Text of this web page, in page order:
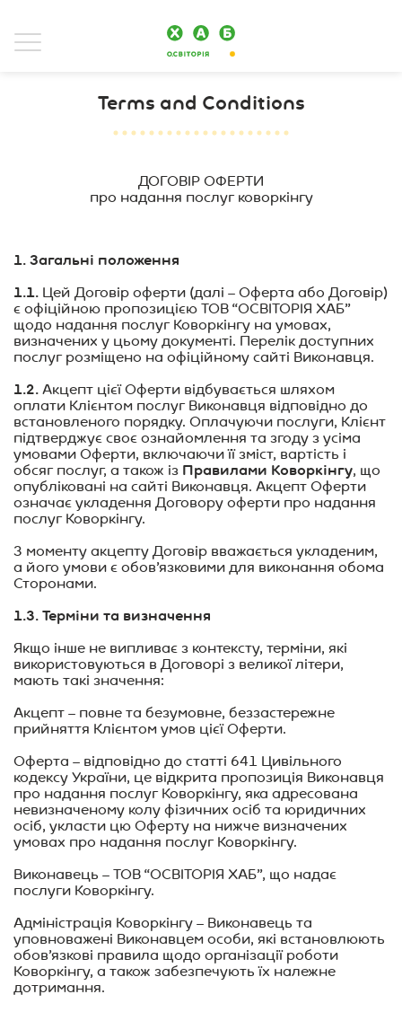
Terms and Conditions
ДОГОВІР ОФЕРТИ
про надання послуг коворкінгу
1. Загальні положення
1.1. Цей Договір оферти (далі – Оферта або Договір)
є офіційною пропозицією ТОВ “ОСВІТОРІЯ ХАБ”
щодо надання послуг Коворкінгу на умовах,
визначених у цьому документі. Перелік доступних
послуг розміщено на офіційному сайті Виконавця.
1.2. Акцепт цієї Оферти відбувається шляхом
оплати Клієнтом послуг Виконавця відповідно до
встановленого порядку. Оплачуючи послуги, Клієнт
підтверджує своє ознайомлення та згоду з усіма
умовами Оферти, включаючи її зміст, вартість і
обсяг послуг, а також із Правилами Коворкінгу, що
опубліковані на сайті Виконавця. Акцепт Оферти
означає укладення Договору оферти про надання
послуг Коворкінгу.
З моменту акцепту Договір вважається укладеним,
а його умови є обов’язковими для виконання обома
Сторонами.
1.3. Терміни та визначення
Якщо інше не випливає з контексту, терміни, які
використовуються в Договорі з великої літери,
мають такі значення:
Акцепт – повне та безумовне, беззастережне
прийняття Клієнтом умов цієї Оферти.
Оферта – відповідно до статті 641 Цивільного
кодексу України, це відкрита пропозиція Виконавця
про надання послуг Коворкінгу, яка адресована
невизначеному колу фізичних осіб та юридичних
осіб, укласти цю Оферту на нижче визначених
умовах про надання послуг Коворкінгу.
Виконавець – ТОВ “ОСВІТОРІЯ ХАБ”, що надає
послуги Коворкінгу.
Адміністрація Коворкінгу – Виконавець та
уповноважені Виконавцем особи, які встановлюють
обов’язкові правила щодо організації роботи
Коворкінгу, а також забезпечують їх належне
дотримання.